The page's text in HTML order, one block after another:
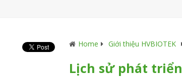
Home Giới thiệu HVBIOTEK
Lịch sử phát triển